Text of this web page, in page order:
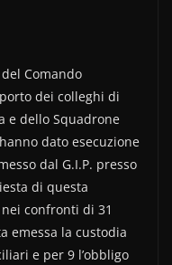
Comando
dei colleghi di
e dello Squadrone
dato esecuzione
dal G.I.P. presso
di questa
confronti di 31
emessa la custodia
e per 9 l’obbligo